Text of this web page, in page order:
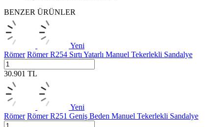
BENZER ÜRÜNLER
Yeni
Römer Römer R254 Sırtı Yatarlı Manuel Tekerlekli Sandalye
30.901 TL
Yeni
Römer Römer R251 Geniş Beden Manuel Tekerlekli Sandalye